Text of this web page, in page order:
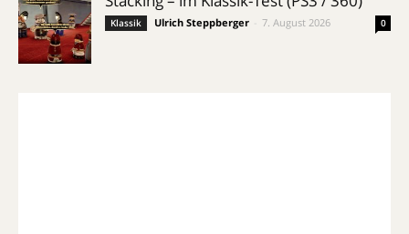
Klassik Ulrich Steppberger 7. August 2026 0